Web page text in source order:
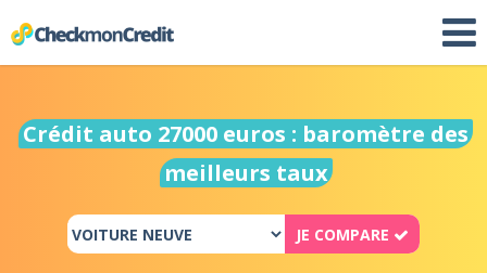
Crédit auto 27000 euros : baromètre des
meilleurs taux
JE COMPARE